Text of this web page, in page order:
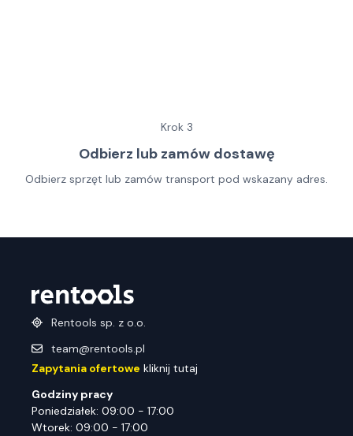
Krok 3
Odbierz lub zamów dostawę
Odbierz sprzęt lub zamów transport pod wskazany adres.
Rentools sp. z o.o.
team@rentools.pl
Zapytania ofertowe kliknij tutaj
Godziny pracy
Poniedziałek: 09:00 - 17:00
Wtorek: 09:00 - 17:00